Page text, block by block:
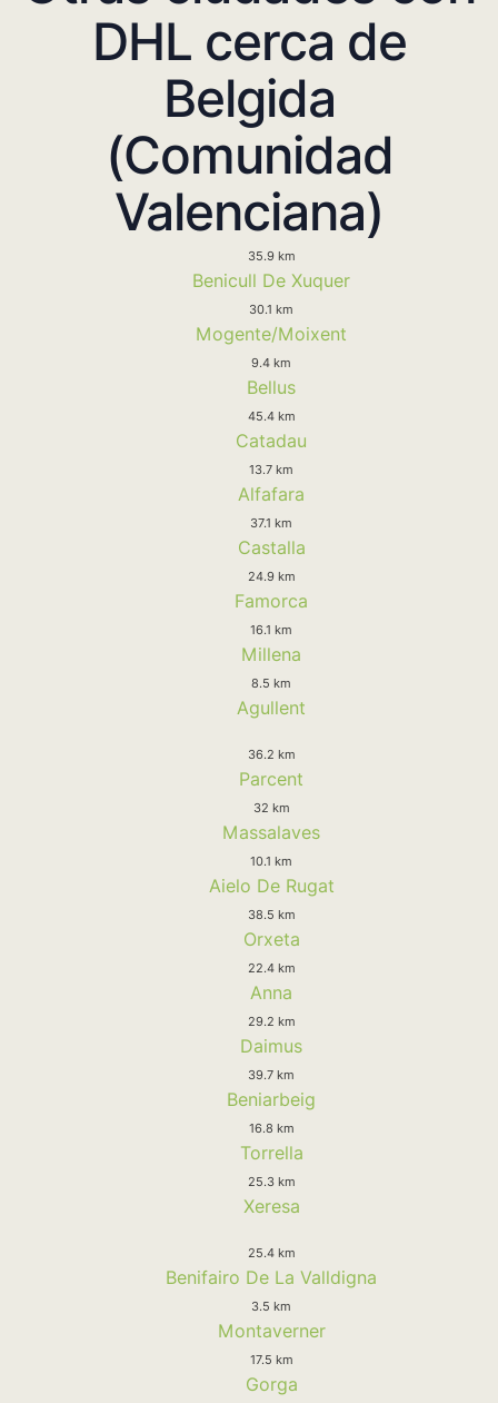
DHL cerca de
Belgida
(Comunidad
Valenciana)
35.9 km
Benicull De Xuquer
30.1 km
Mogente/Moixent
9.4 km
Bellus
45.4 km
Catadau
13.7 km
Alfafara
37.1 km
Castalla
24.9 km
Famorca
16.1 km
Millena
8.5 km
Agullent
36.2 km
Parcent
32 km
Massalaves
10.1 km
Aielo De Rugat
38.5 km
Orxeta
22.4 km
Anna
29.2 km
Daimus
39.7 km
Beniarbeig
16.8 km
Torrella
25.3 km
Xeresa
25.4 km
Benifairo De La Valldigna
3.5 km
Montaverner
17.5 km
Gorga